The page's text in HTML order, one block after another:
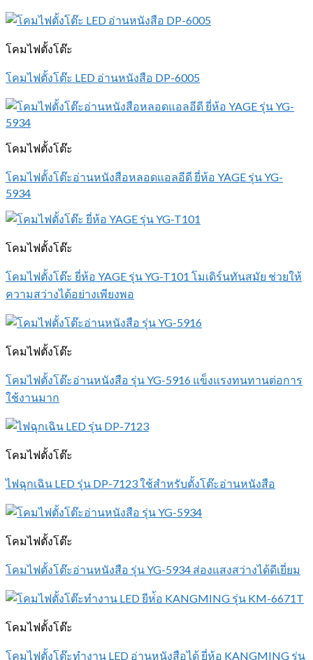
โคมไฟตั้งโต๊ะ
โคมไฟตั้งโต๊ะ LED อ่านหนังสือ DP-6005
โคมไฟตั้งโต๊ะ
โคมไฟตั้งโต๊ะอ่านหนังสือหลอดแอลอีดี ยี่ห้อ YAGE รุ่น YG-
5934
โคมไฟตั้งโต๊ะ
โคมไฟตั้งโต๊ะ ยี่ห้อ YAGE รุ่น YG-T101 โมเดิร์นทันสมัย ช่วยให้
ความสว่างได้อย่างเพียงพอ
โคมไฟตั้งโต๊ะ
โคมไฟตั้งโต๊ะอ่านหนังสือ รุ่น YG-5916 แข็งแรงทนทานต่อการ
ใช้งานมาก
โคมไฟตั้งโต๊ะ
ไฟฉุกเฉิน LED รุ่น DP-7123 ใช้สำหรับตั้งโต๊ะอ่านหนังสือ
โคมไฟตั้งโต๊ะ
โคมไฟตั้งโต๊ะอ่านหนังสือ รุ่น YG-5934 ส่องแสงสว่างได้ดีเยี่ยม
โคมไฟตั้งโต๊ะ
โคมไฟตั้งโต๊ะทำงาน LED อ่านหนังสือได้ ยี่ห้อ KANGMING รุ่น